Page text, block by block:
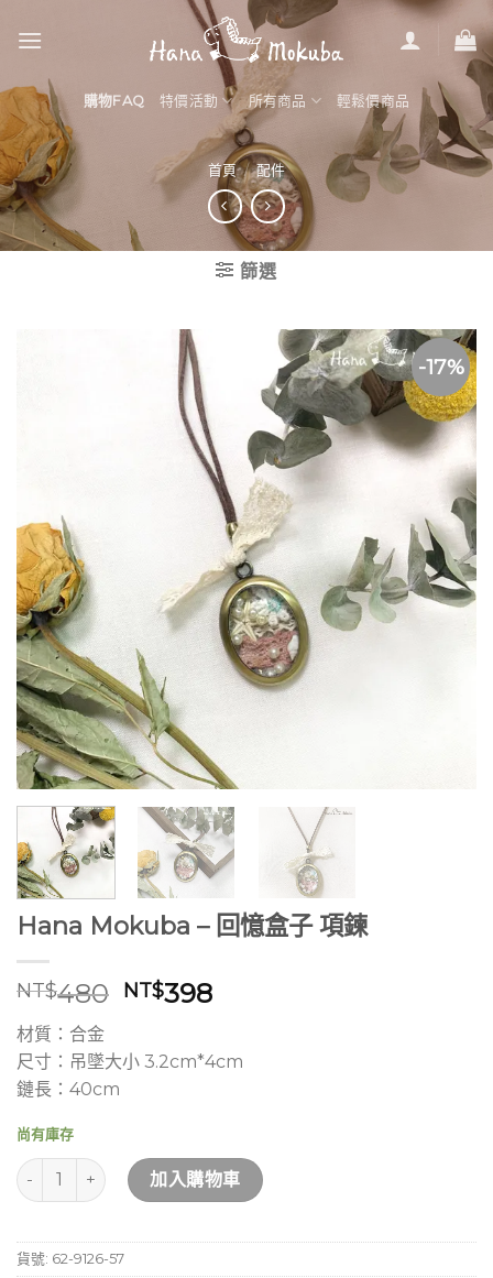
購物FAQ 特價活動 所有商品 輕鬆價商品
首頁 / 配件
篩選
-17%
Hana Mokuba – 回憶盒子 項鍊
NT$480 原
價
格：
NT$398目
格：
材質：合金
尺寸：吊墜大小 3.2cm*4cm
鏈長：40cm
尚有庫存
Hana Mokuba - 回憶盒子 項鍊 數量
加入購物車
貨號: 62-9126-57